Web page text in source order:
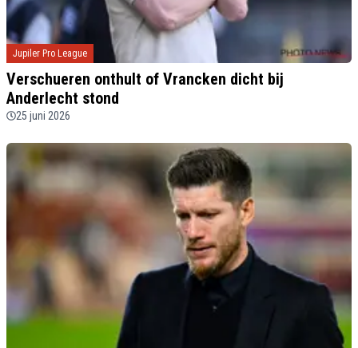
Jupiler Pro League
Verschueren onthult of Vrancken dicht bij
Anderlecht stond
25 juni 2026